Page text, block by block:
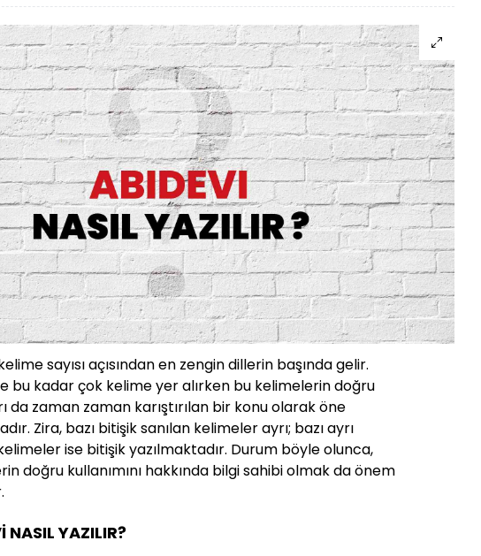
sayısı açısından en zengin dillerin başında gelir.
bu kadar çok kelime yer alırken bu kelimelerin doğru
da zaman zaman karıştırılan bir konu olarak öne
Zira, bazı bitişik sanılan kelimeler ayrı; bazı ayrı
ise bitişik yazılmaktadır. Durum böyle olunca,
doğru kullanımını hakkında bilgi sahibi olmak da önem
NASIL YAZILIR?